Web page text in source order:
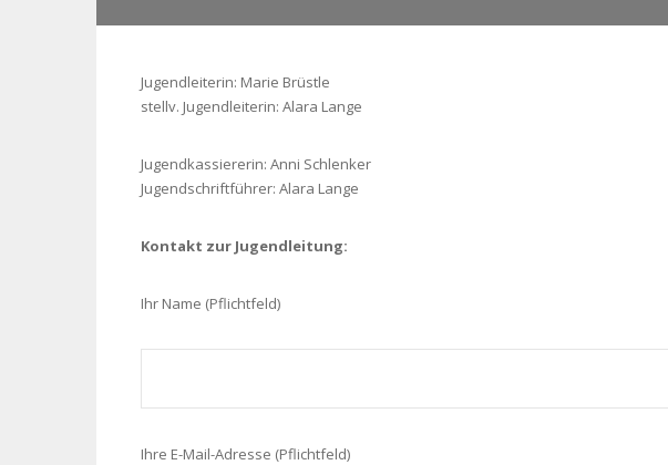
Jugendleiterin: Marie Brüstle
stellv. Jugendleiterin: Alara Lange
Jugendkassiererin: Anni Schlenker
Jugendschriftführer: Alara Lange
Kontakt zur Jugendleitung:
Ihr Name (Pflichtfeld)
Ihre E-Mail-Adresse (Pflichtfeld)